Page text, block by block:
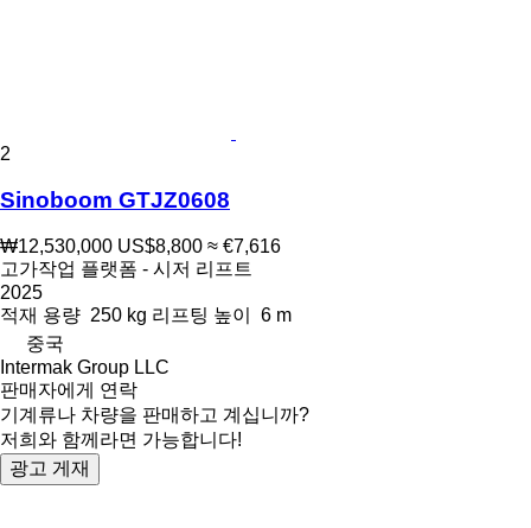
2
Sinoboom GTJZ0608
₩12,530,000 US$8,800 ≈ €7,616
고가작업 플랫폼 - 시저 리프트
2025
적재 용량 250 kg 리프팅 높이
6 m
중국
Intermak Group LLC
판매자에게 연락
기계류나 차량을 판매하고 계십니까?
저희와 함께라면 가능합니다!
광고 게재